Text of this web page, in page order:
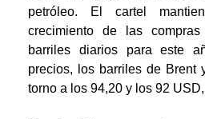
petróleo. El cartel
crecimiento de las
barriles diarios para este
precios, los barriles de Brent
torno a los 94,20 y los 92